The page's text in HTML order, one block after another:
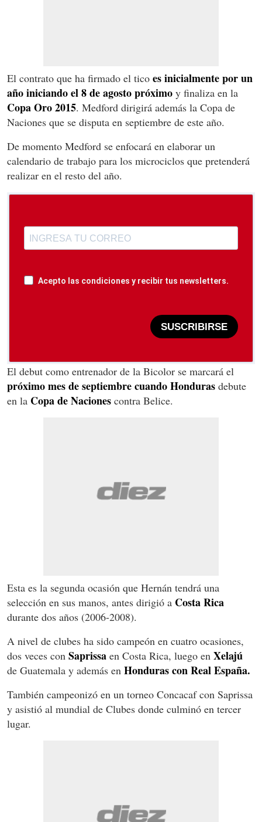
El contrato que ha firmado el tico es inicialmente por un
año iniciando el 8 de agosto próximo y finaliza en la
Copa Oro 2015. Medford dirigirá además la Copa de
Naciones que se disputa en septiembre de este año.
De momento Medford se enfocará en elaborar un
calendario de trabajo para los microciclos que pretenderá
realizar en el resto del año.
Acepto las condiciones y recibir tus newsletters.
SUSCRIBIRSE
El debut como entrenador de la Bicolor se marcará el
próximo mes de septiembre cuando Honduras debute
en la Copa de Naciones contra Belice.
Esta es la segunda ocasión que Hernán tendrá una
selección en sus manos, antes dirigió a Costa Rica
durante dos años (2006-2008).
A nivel de clubes ha sido campeón en cuatro ocasiones,
dos veces con Saprissa en Costa Rica, luego en Xelajú
de Guatemala y además en Honduras con Real España.
También campeonizó en un torneo Concacaf con Saprissa
y asistió al mundial de Clubes donde culminó en tercer
lugar.